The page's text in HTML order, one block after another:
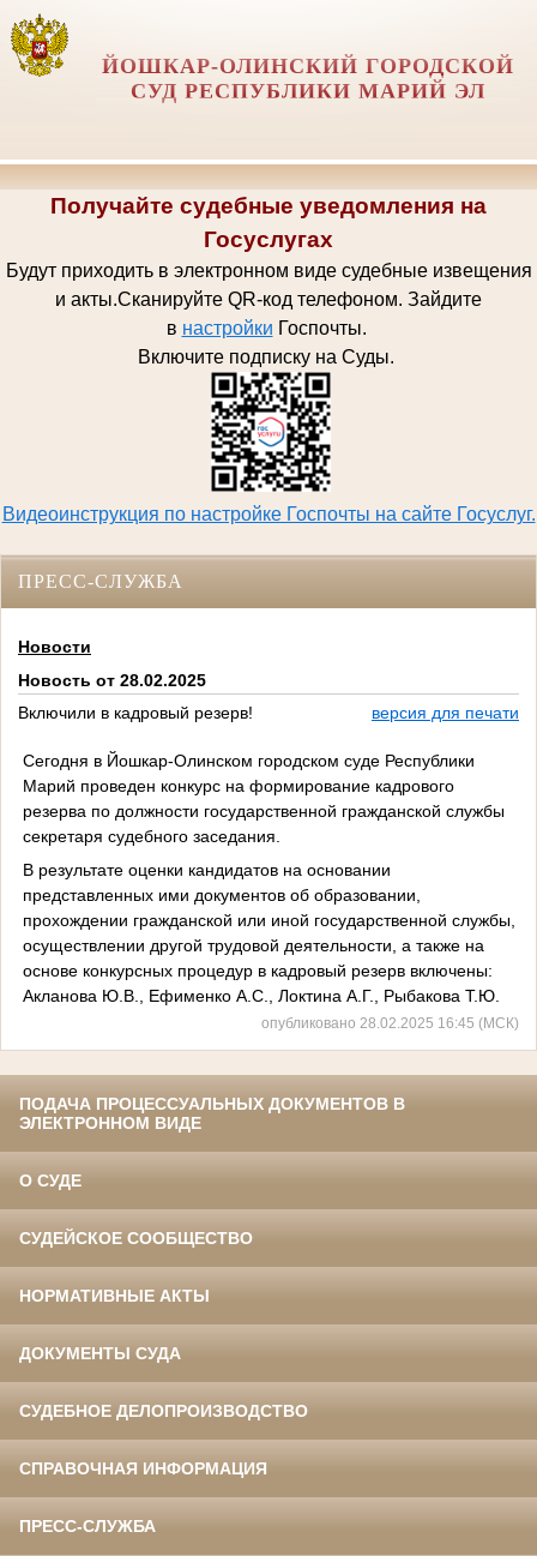
ЙОШКАР-ОЛИНСКИЙ ГОРОДСКОЙ
СУД РЕСПУБЛИКИ МАРИЙ ЭЛ
Получайте судебные уведомления на
Госуслугах
Будут приходить в электронном виде судебные извещения
и акты.Сканируйте QR-код телефоном. Зайдите
в настройки Госпочты.
Включите подписку на Суды.
Видеоинструкция по настройке Госпочты на сайте Госуслуг.
ПРЕСС-СЛУЖБА
Новости
Новость от 28.02.2025
Включили в кадровый резерв!
версия для печати
Сегодня в Йошкар-Олинском городском суде Республики
Марий проведен конкурс на формирование кадрового
резерва по должности государственной гражданской службы
секретаря судебного заседания.
В результате оценки кандидатов на основании
представленных ими документов об образовании,
прохождении гражданской или иной государственной службы,
осуществлении другой трудовой деятельности, а также на
основе конкурсных процедур в кадровый резерв включены:
Акланова Ю.В., Ефименко А.С., Локтина А.Г., Рыбакова Т.Ю.
опубликовано 28.02.2025 16:45 (МСК)
ПОДАЧА ПРОЦЕССУАЛЬНЫХ ДОКУМЕНТОВ В
ЭЛЕКТРОННОМ ВИДЕ
О СУДЕ
СУДЕЙСКОЕ СООБЩЕСТВО
НОРМАТИВНЫЕ АКТЫ
ДОКУМЕНТЫ СУДА
СУДЕБНОЕ ДЕЛОПРОИЗВОДСТВО
СПРАВОЧНАЯ ИНФОРМАЦИЯ
ПРЕСС-СЛУЖБА